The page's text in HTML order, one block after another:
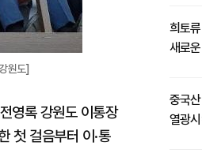
원도]
영록 강원도 이통장
첫 걸음부터 이·통
희토
새로
중국
열광